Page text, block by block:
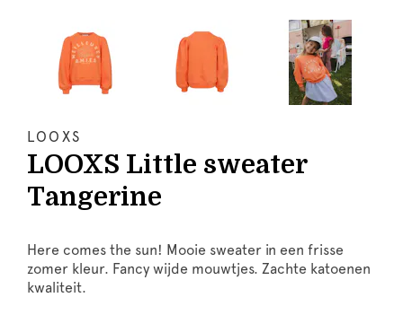
LOOXS
LOOXS Little sweater
Tangerine
Here comes the sun! Mooie sweater in een frisse
zomer kleur. Fancy wijde mouwtjes. Zachte katoenen
kwaliteit.